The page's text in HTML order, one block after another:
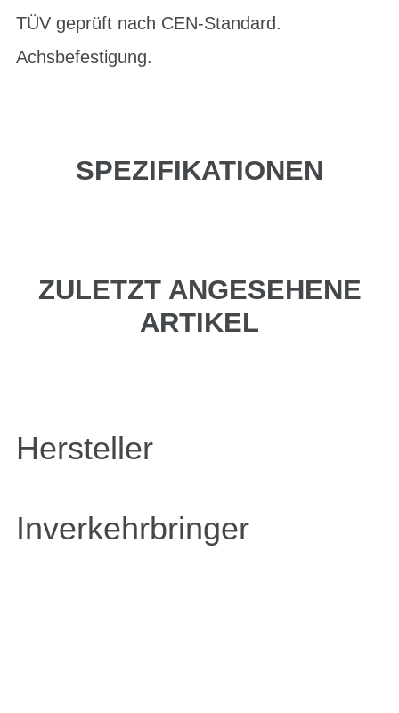
TÜV geprüft nach CEN-Standard.
Achsbefestigung.
SPEZIFIKATIONEN
ZULETZT ANGESEHENE
ARTIKEL
Hersteller
Inverkehrbringer